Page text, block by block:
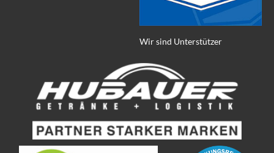
Wir sind Unterstützer